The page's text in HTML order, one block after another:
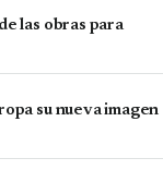
las obras para
su nueva imagen